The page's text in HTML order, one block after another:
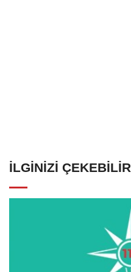
İLGINIZI ÇEKEBILIR